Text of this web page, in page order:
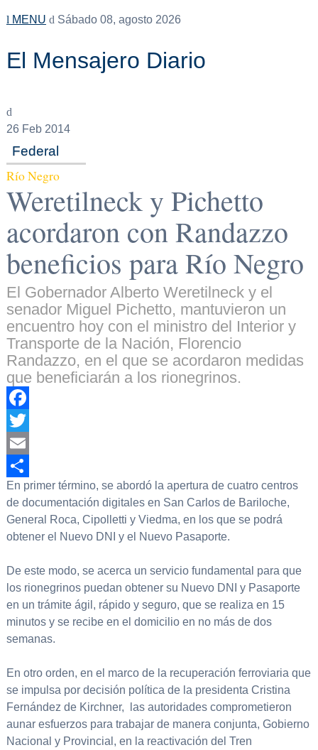
MENU Sábado 08, agosto 2026
El Mensajero Diario
26Feb 2014
Federal
Río Negro
Weretilneck y Pichetto
acordaron con Randazzo
beneficios para Río Negro
El Gobernador Alberto Weretilneck y el
senador Miguel Pichetto, mantuvieron un
encuentro hoy con el ministro del Interior y
Transporte de la Nación, Florencio
Randazzo, en el que se acordaron medidas
que beneficiarán a los rionegrinos.
Facebook
Twitter
Email
Compartir
En primer término, se abordó la apertura de cuatro centros
de documentación digitales en San Carlos de Bariloche,
General Roca, Cipolletti y Viedma, en los que se podrá
obtener el Nuevo DNI y el Nuevo Pasaporte.
De este modo, se acerca un servicio fundamental para que
los rionegrinos puedan obtener su Nuevo DNI y Pasaporte
en un trámite ágil, rápido y seguro, que se realiza en 15
minutos y se recibe en el domicilio en no más de dos
semanas.
En otro orden, en el marco de la recuperación ferroviaria que
se impulsa por decisión política de la presidenta Cristina
Fernández de Kirchner, las autoridades comprometieron
aunar esfuerzos para trabajar de manera conjunta, Gobierno
Nacional y Provincial, en la reactivación del Tren